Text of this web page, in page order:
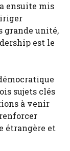
ensuite mis
grande unité,
est le
sujets clés
à venir
étrangère et